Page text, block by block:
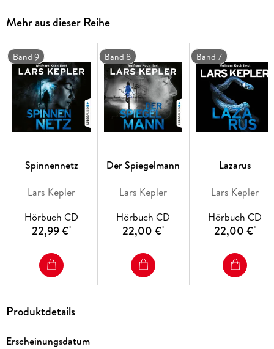
Mehr aus dieser Reihe
Band 9
Spinnennetz
Lars Kepler
Hörbuch CD
22,99 €*
Band 8
Der Spiegelmann
Lars Kepler
Hörbuch CD
22,00 €*
Band 7
Lazarus
Lars Kepler
Hörbuch CD
22,00 €*
Produktdetails
Erscheinungsdatum